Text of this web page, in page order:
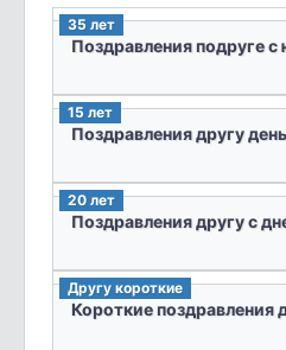
35 лет
Поздравления подруге
15 лет
Поздравления другу
20 лет
Поздравления другу с
Другу короткие
Короткие поздравления